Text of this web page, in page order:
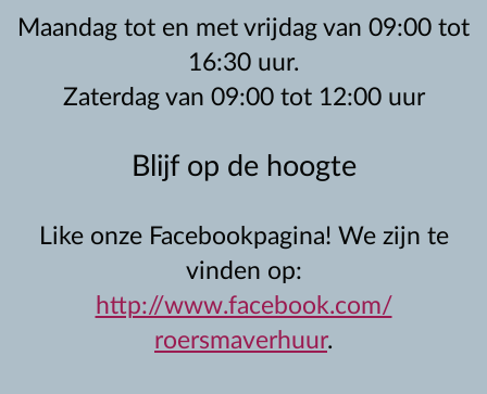
Maandag tot en met vrijdag van 09:00 tot
16:30 uur.
Zaterdag van 09:00 tot 12:00 uur
Blijf op de hoogte
Like onze Facebookpagina! We zijn te
vinden op:
http://www.facebook.com/
roersmaverhuur.